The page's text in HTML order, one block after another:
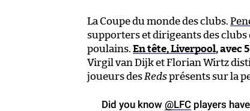
La Coupe du monde des clubs.
supporters et dirigeants des
poulains. En tête, Liverpool, avec
Virgil van Dijk et Florian Wirtz
joueurs des Redsprésents sur la
Did you know @LFC players